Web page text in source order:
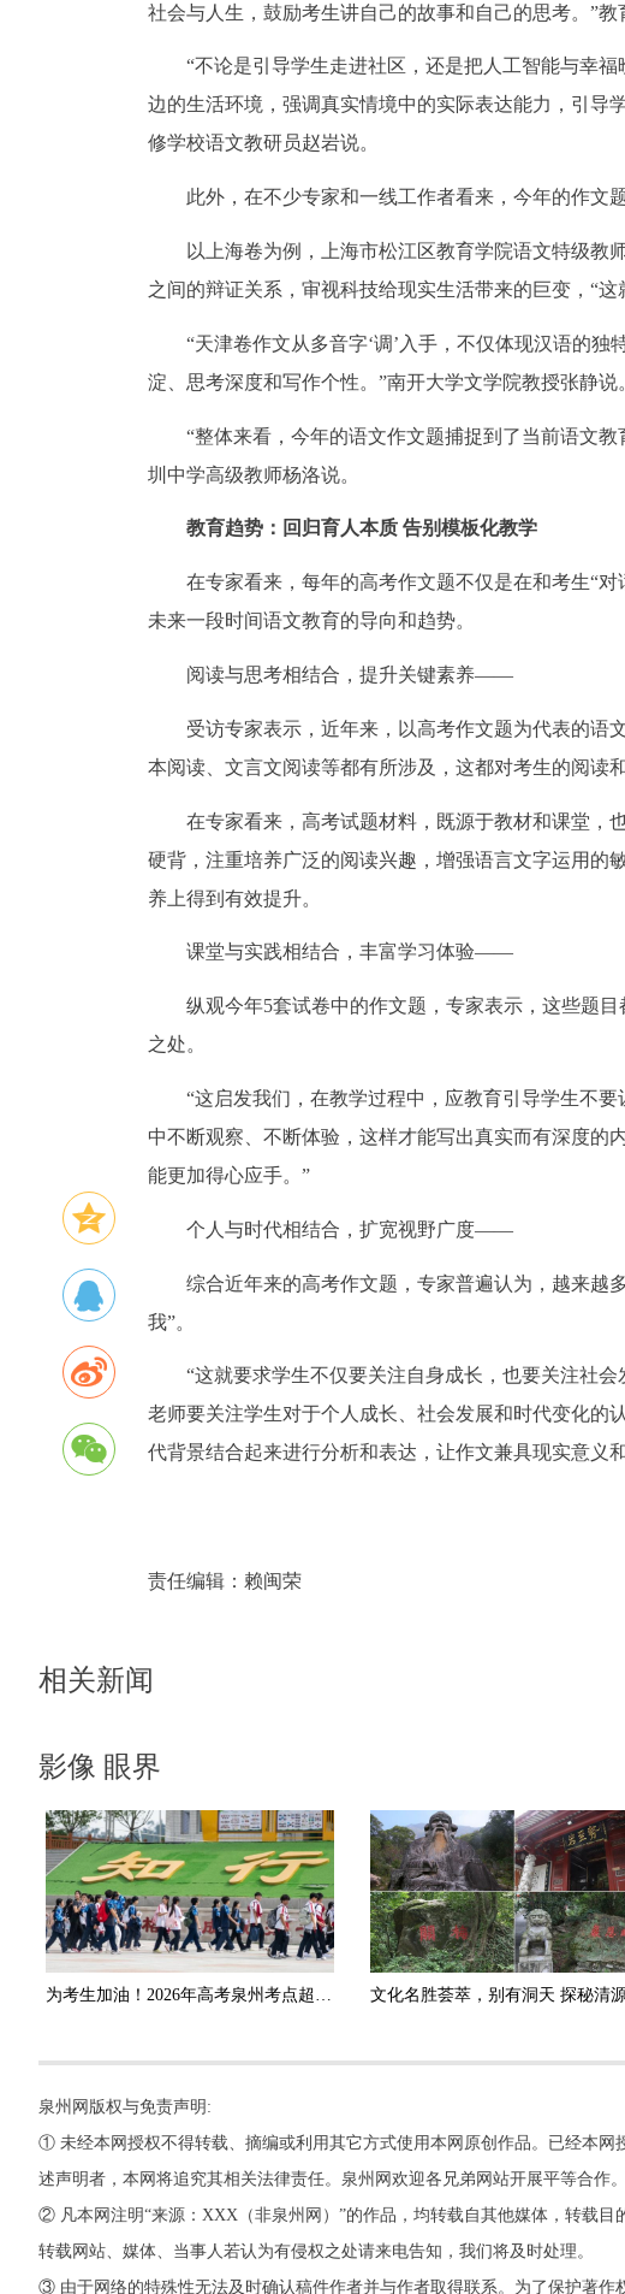
社会与人生，鼓励考生讲自己的故事和自己的思考。”教
“不论是引导学生走进社区，还是把人工智能与幸
边的生活环境，强调真实情境中的实际表达能力，引导
修学校语文教研员赵岩说。
此外，在不少专家和一线工作者看来，今年的作文
以上海卷为例，上海市松江区教育学院语文特级教
之间的辩证关系，审视科技给现实生活带来的巨变，“
“天津卷作文从多音字‘调’入手，不仅体现汉语的
淀、思考深度和写作个性。”南开大学文学院教授张静说
“整体来看，今年的语文作文题捕捉到了当前语文
圳中学高级教师杨洛说。
教育趋势：回归育人本质 告别模板化教学
在专家看来，每年的高考作文题不仅是在和考生“
未来一段时间语文教育的导向和趋势。
阅读与思考相结合，提升关键素养——
受访专家表示，近年来，以高考作文题为代表的语
本阅读、文言文阅读等都有所涉及，这都对考生的阅读
在专家看来，高考试题材料，既源于教材和课堂，
硬背，注重培养广泛的阅读兴趣，增强语言文字运用的
养上得到有效提升。
课堂与实践相结合，丰富学习体验——
纵观今年5套试卷中的作文题，专家表示，这些题
之处。
“这启发我们，在教学过程中，应教育引导学生不
中不断观察、不断体验，这样才能写出真实而有深度的
能更加得心应手。”
个人与时代相结合，扩宽视野广度——
综合近年来的高考作文题，专家普遍认为，越来越
我”。
“这就要求学生不仅要关注自身成长，也要关注社
老师要关注学生对于个人成长、社会发展和时代变化的
代背景结合起来进行分析和表达，让作文兼具现实意义
责任编辑： 赖闽荣
相关新闻
影像 眼界
为考生加油！2026年高考泉州考点超燃！
泉州网版权与免责声明:
① 未经本网授权不得转载、摘编或利用其它方式使用本网原创作品。已经本网
述声明者，本网将追究其相关法律责任。泉州网欢迎各兄弟网站开展平等合作。
② 凡本网注明“来源：XXX（非泉州网）”的作品，均转载自其他媒体，转载
转载网站、媒体、当事人若认为有侵权之处请来电告知，我们将及时处理。
③ 由于网络的特殊性无法及时确认稿件作者并与作者取得联系。为了保护著